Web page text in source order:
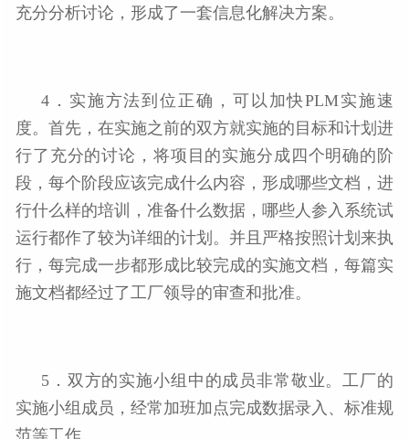
充分分析讨论，形成了一套信息化解决方案。
4．实施方法到位正确，可以加快PLM实施速
度。首先，在实施之前的双方就实施的目标和计划进
行了充分的讨论，将项目的实施分成四个明确的阶
段，每个阶段应该完成什么内容，形成哪些文档，进
行什么样的培训，准备什么数据，哪些人参入系统试
运行都作了较为详细的计划。并且严格按照计划来执
行，每完成一步都形成比较完成的实施文档，每篇实
施文档都经过了工厂领导的审查和批准。
5．双方的实施小组中的成员非常敬业。工厂的
实施小组成员，经常加班加点完成数据录入、标准规
范等工作。